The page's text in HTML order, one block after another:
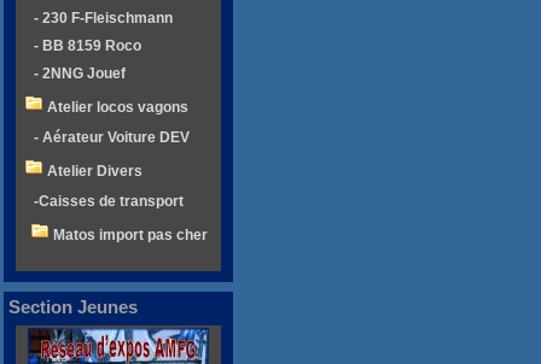
- 230 F-Fleischmann
- BB 8159 Roco
- 2NNG Jouef
Atelier locos vagons
- Aérateur Voiture DEV
Atelier Divers
-Caisses de transport
Matos import pas cher
Section Jeunes